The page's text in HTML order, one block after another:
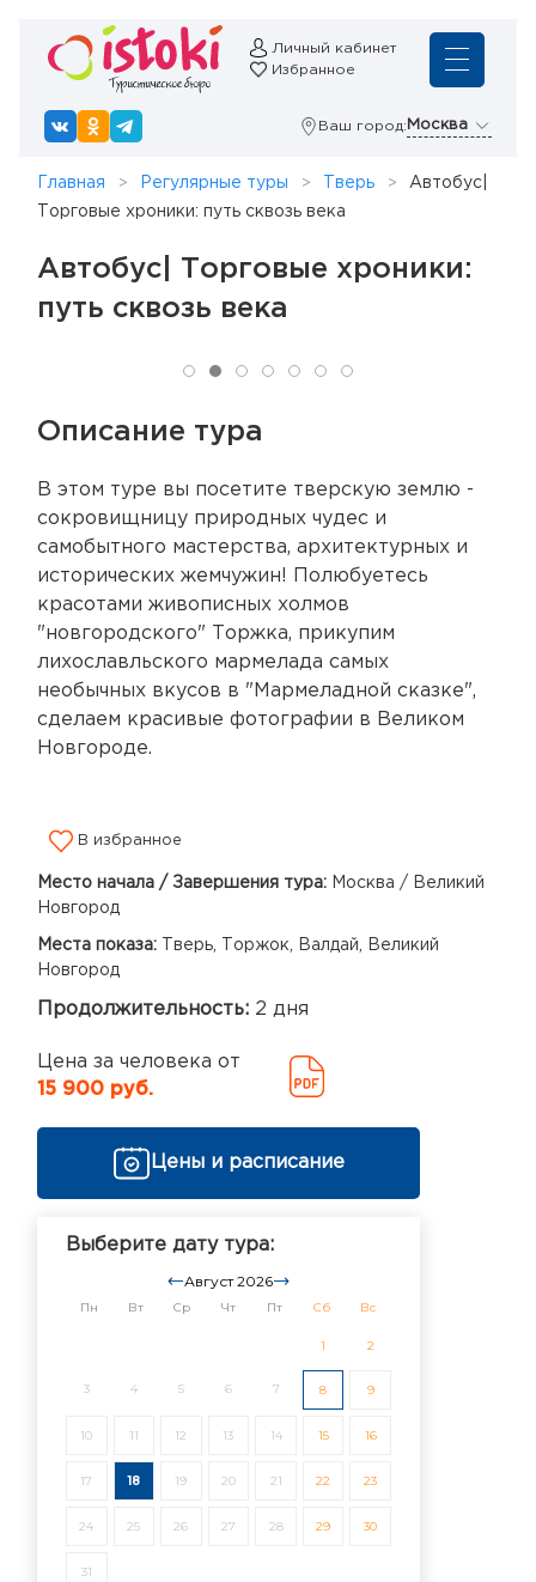
Личный кабинет
Избранное
Ваш город: Москва
Главная Регулярные туры Тверь
Автобус|
Торговые хроники: путь сквозь века
Автобус| Торговые хроники:
путь сквозь века
Описание тура
В этом туре вы посетите тверскую землю -
сокровищницу природных чудес и
самобытного мастерства, архитектурных и
исторических жемчужин! Полюбуетесь
красотами живописных холмов
"новгородского" Торжка, прикупим
лихославльского мармелада самых
необычных вкусов в "Мармеладной сказке",
сделаем красивые фотографии в Великом
Новгороде.
В избранное
Место начала / Завершения тура: Москва / Великий
Новгород
Места показа:
Тверь, Торжок, Валдай, Великий
Новгород
Продолжительность: 2 дня
Цена за человека от
15 900 руб.
Цены и расписание
Выберите дату тура:
Август 2026
Пн Вт Ср Чт Пт Сб Вс
1 2
3 4 5 6 7 8 9
10 11 12 13 14 15 16
17 18 19 20 21 22 23
24 25 26 27 28 29 30
31